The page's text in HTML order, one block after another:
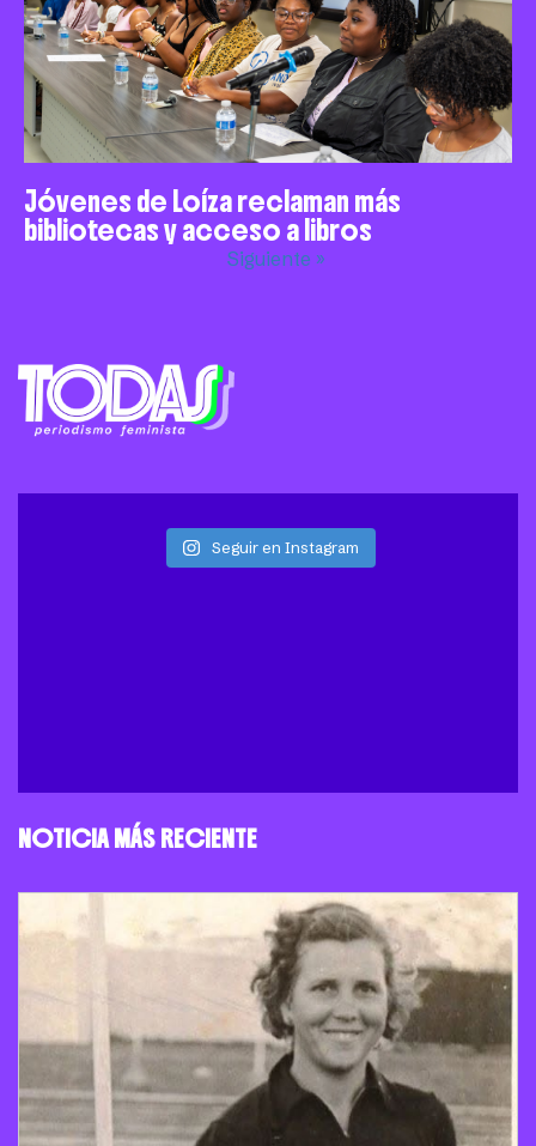
Jóvenes de Loíza reclaman más
bibliotecas y acceso a libros
Siguiente »
Seguir en Instagram
NOTICIA MÁS RECIENTE